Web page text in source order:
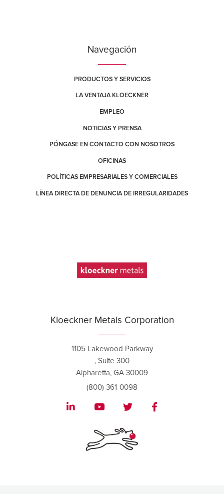
Navegación
PRODUCTOS Y SERVICIOS
LA VENTAJA KLOECKNER
EMPLEO
NOTICIAS Y PRENSA
PÓNGASE EN CONTACTO CON NOSOTROS
OFICINAS
POLÍTICAS EMPRESARIALES Y COMERCIALES
LÍNEA DIRECTA DE DENUNCIA DE IRREGULARIDADES
Kloeckner Metals Corporation
1105 Lakewood Parkway
, Suite 300
Alpharetta, GA 30009
(800) 361-0098